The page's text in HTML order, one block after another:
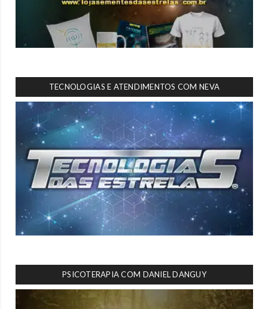
TECNOLOGIAS E ATENDIMENTOS COM NEVA
PSICOTERAPIA COM DANIEL DANGUY